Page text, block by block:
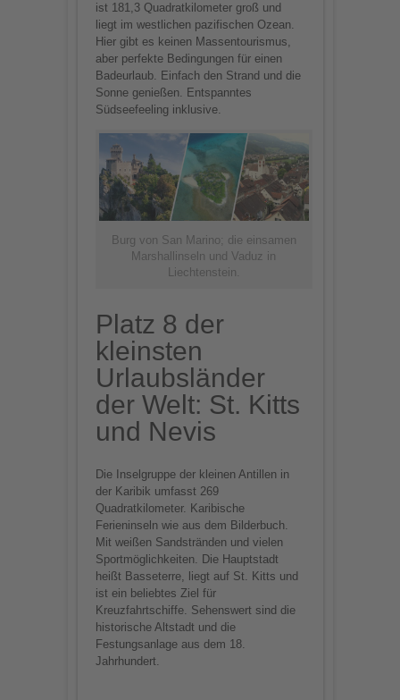
ist 181,3 Quadratkilometer groß und
liegt im westlichen pazifischen Ozean.
Hier gibt es keinen Massentourismus,
aber perfekte Bedingungen für einen
Badeurlaub. Einfach den Strand und die
Sonne genießen. Entspanntes
Südseefeeling inklusive.
Burg von San Marino; die einsamen
Marshallinseln und Vaduz in
Liechtenstein.
Platz 8 der
kleinsten
Urlaubsländer
der Welt: St. Kitts
und Nevis
Die Inselgruppe der kleinen Antillen in
der Karibik umfasst 269
Quadratkilometer. Karibische
Ferieninseln wie aus dem Bilderbuch.
Mit weißen Sandstränden und vielen
Sportmöglichkeiten. Die Hauptstadt
heißt Basseterre, liegt auf St. Kitts und
ist ein beliebtes Ziel für
Kreuzfahrtschiffe. Sehenswert sind die
historische Altstadt und die
Festungsanlage aus dem 18.
Jahrhundert.